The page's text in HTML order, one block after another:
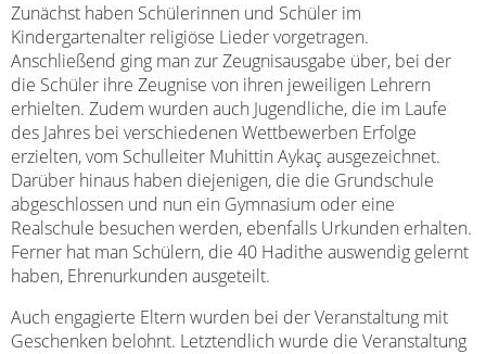
Zunächst haben Schülerinnen und Schüler im
Kindergartenalter religiöse Lieder vorgetragen.
Anschließend ging man zur Zeugnisausgabe über, bei der
die Schüler ihre Zeugnise von ihren jeweiligen Lehrern
erhielten. Zudem wurden auch Jugendliche, die im Laufe
des Jahres bei verschiedenen Wettbewerben Erfolge
erzielten, vom Schulleiter Muhittin Aykaç ausgezeichnet.
Darüber hinaus haben diejenigen, die die Grundschule
abgeschlossen und nun ein Gymnasium oder eine
Realschule besuchen werden, ebenfalls Urkunden erhalten.
Ferner hat man Schülern, die 40 Hadithe auswendig gelernt
haben, Ehrenurkunden ausgeteilt.
Auch engagierte Eltern wurden bei der Veranstaltung mit
Geschenken belohnt. Letztendlich wurde die Veranstaltung